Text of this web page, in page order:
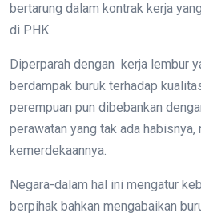
bertarung dalam kontrak kerja
di PHK.
Diperparah dengan kerja lembur
berdampak buruk terhadap
perempuan pun dibebankan
perawatan yang tak ada habisnya,
kemerdekaannya.
Negara-dalam hal ini mengatur
berpihak bahkan mengabaikan